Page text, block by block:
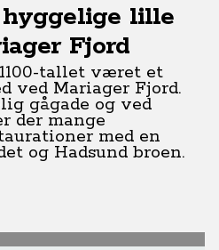
lille
Fjord
tallet været et
ved Mariager Fjord.
gågade og ved
der mange
med en
og Hadsund broen.